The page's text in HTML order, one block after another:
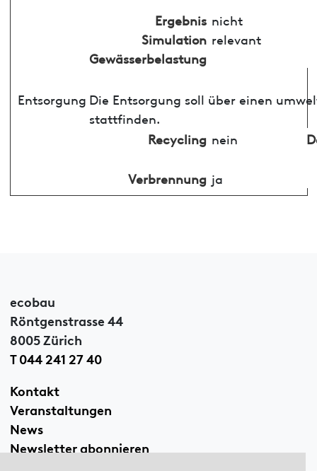
Ergebnis
Simulation
Gewässerbelastung
nicht
relevant
Entsorgung Die Entsorgung soll über einen
stattfinden.
Recycling nein
Verbrennung ja
ecobau
Röntgenstrasse 44
8005 Zürich
T 044 241 27 40
Kontakt
Veranstaltungen
News
Newsletter abonnieren